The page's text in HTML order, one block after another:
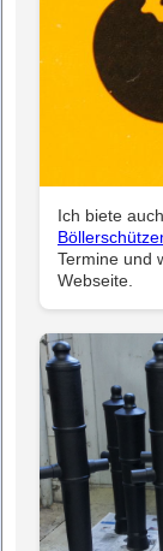
Ich biete auch
Termine und
Webseite.